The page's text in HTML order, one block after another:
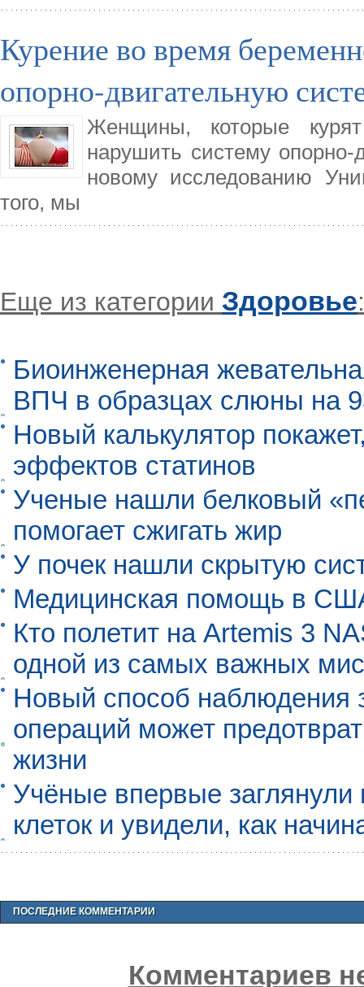
Курение во время
опорно-двигательную
Женщины, которые
нарушить систему опорно-
новому исследованию
того, мы
Еще из категории Здоровье:
Биоинженерная
ВПЧ в образцах слюны на
Новый калькулятор
эффектов статинов
Ученые нашли белковый
помогает сжигать жир
У почек нашли скрытую
Медицинская помощь в
Кто полетит на Artemis 3
одной из самых важных
Новый способ наблюдения
операций может
жизни
Учёные впервые
клеток и увидели, как
ПОСЛЕДНИЕ КОММЕНТАРИИ
Комментариев